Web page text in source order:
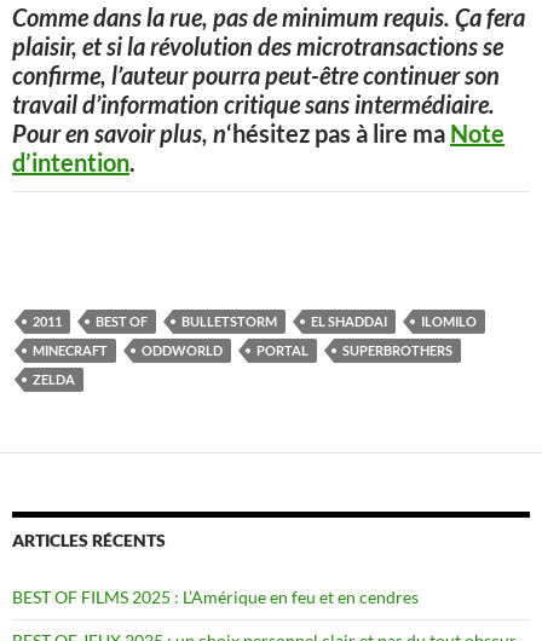
Comme dans la rue, pas de minimum requis. Ça fera
plaisir, et si la révolution des microtransactions se
confirme, l’auteur pourra peut-être continuer son
travail d’information critique sans intermédiaire.
Pour en savoir plus, n‘hésitez pas à lire ma Note
d’intention.
2011 BEST OF BULLETSTORM EL SHADDAI
ILOMILO
MINECRAFT
ODDWORLD PORTAL
SUPERBROTHERS
ZELDA
ARTICLES RÉCENTS
BEST OF FILMS 2025 : L’Amérique en feu et en cendres